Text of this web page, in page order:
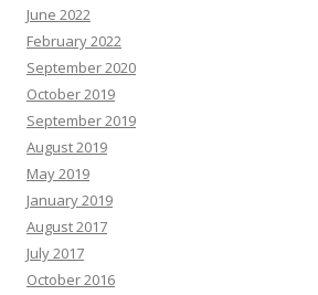
June 2022
February 2022
September 2020
October 2019
September 2019
August 2019
May 2019
January 2019
August 2017
July 2017
October 2016